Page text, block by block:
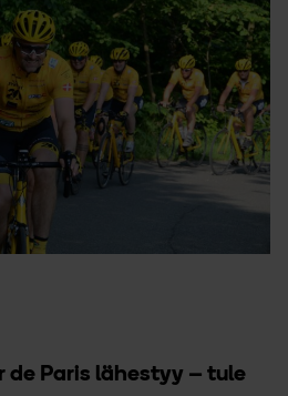
de Paris lähestyy – tule